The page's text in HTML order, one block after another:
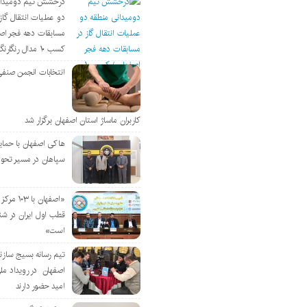
دو عملیات انتقال
مسابقات دهه فجر
کسب ۱۰ مدال رنگارنگ
انتخابات انجمن
کاربران ماساژ استان اصفهان برگزار شد
هاکی اصفهان با
سپاهان در مسیر
«اصفهان
قطب اول ایران در
است»
تیم رسانه بسیج
اصفهان در رویداد
امید حضور دارند